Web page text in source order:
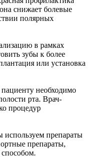
снижает болевые
полярных
в рамках
зубы к более
или установка
необходимо
рта. Врач-
процедур
используем препараты
препараты,